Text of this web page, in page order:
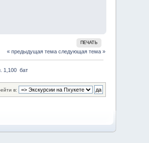
ПЕЧАТЬ
« предыдущая тема следующая тема »
1,100  бат
в: